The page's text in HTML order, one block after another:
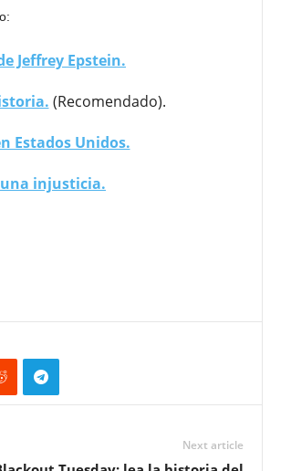
Jeffrey Epstein.
(Recomendado).
Estados Unidos.
injusticia.
Next article